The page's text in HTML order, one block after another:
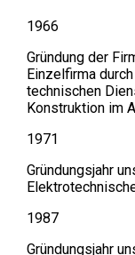
1966
Gründung der
Einzelfirma
technischen
Konstruktion im
1971
Gründungsjahr
1987
Gründungsjahr